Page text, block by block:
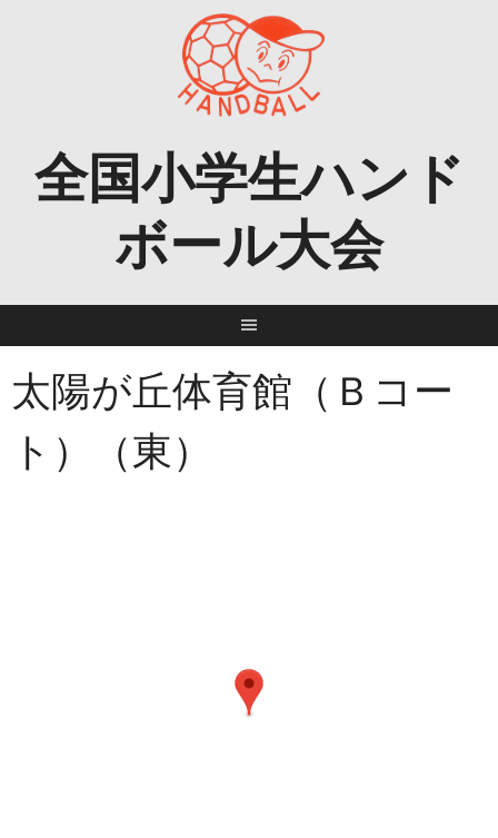
全国小学生ハンド
ボール大会
太陽が丘体育館（Ｂコー
ト）（東）